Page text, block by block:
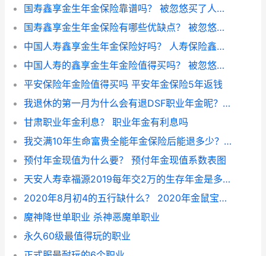
国寿鑫享金生年金保险靠谱吗？ 被忽悠买了人寿鑫享金生
国寿鑫享金生年金保险有哪些优缺点？ 被忽悠买了人寿鑫享金生
中国人寿鑫享金生年金保险好吗？ 人寿保险鑫享金生缺点
中国人寿的鑫享金生年金险值得买吗？ 被忽悠买了人寿鑫享金生
平安保险年金险值得买吗 平安年金保险5年返钱
我退休的第一月为什么会有退DSF职业年金昵？ dsf职业年金多久发一次
甘肃职业年金利息？ 职业年金有利息吗
我交满10年生命富贵全能年金保险后能退多少？ 平安尊越人生10年能退保吗
预付年金现值为什么要？ 预付年金现值系数表图
天安人寿幸福源2019每年交2万的生存年金是多少 天安人寿安享利b款2年
2020年8月初4的五行缺什么？ 2020年金鼠宝宝五行缺什么
魔神降世单职业 杀神恶魔单职业
永久60级最值得玩的职业